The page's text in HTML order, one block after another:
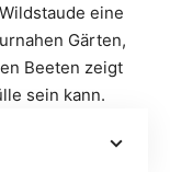
eine
Gärten,
Beeten zeigt
sein kann.